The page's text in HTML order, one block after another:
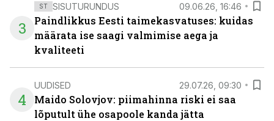
3
ST SISUTURUNDUS 09.06.26, 16:46
Paindlikkus Eesti taimekasvatuses: kuidas
määrata ise saagi valmimise aega ja
kvaliteeti
4
UUDISED 29.07.26, 09:30
Maido Solovjov: piimahinna riski ei saa
lõputult ühe osapoole kanda jätta